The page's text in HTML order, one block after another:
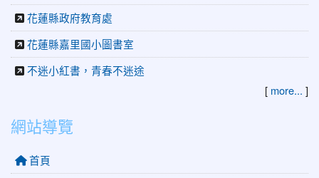
花蓮縣政府教育處
花蓮縣嘉里國小圖書室
不迷小紅書，青春不迷途
[ more... ]
網站導覽
首頁